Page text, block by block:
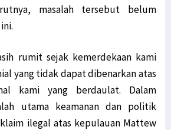
masalah tersebut belum
rumit sejak kemerdekaan kami
yang tidak dapat dibenarkan atas
kami yang berdaulat. Dalam
utama keamanan dan politik
klaim ilegal atas kepulauan Mattew